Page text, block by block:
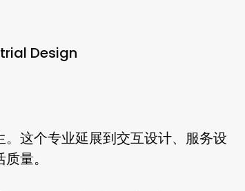
Design
。这个专业延展到交互设计、服务设
量。